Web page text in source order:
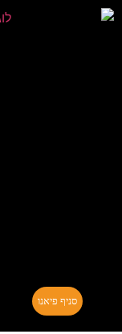
סניף פיאנו